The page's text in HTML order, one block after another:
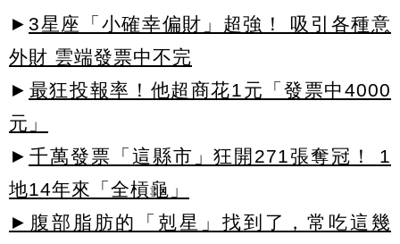
► 3星座「小確幸偏財」超強！ 吸引各種意
外財 雲端發票中不完
► 最狂投報率！他超商花1元「發票中4000
元」
► 千萬發票「這縣市」狂開271張奪冠！ 1
地14年來「全槓龜」
►腹部脂肪的「剋星」找到了，常吃這幾